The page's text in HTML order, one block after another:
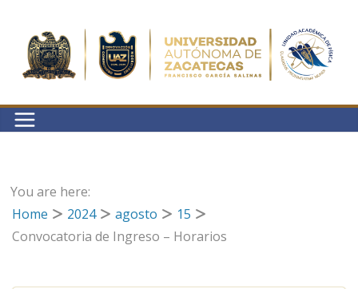
contenido
You are here:
Home
2024 agosto
15
Convocatoria de Ingreso – Horarios